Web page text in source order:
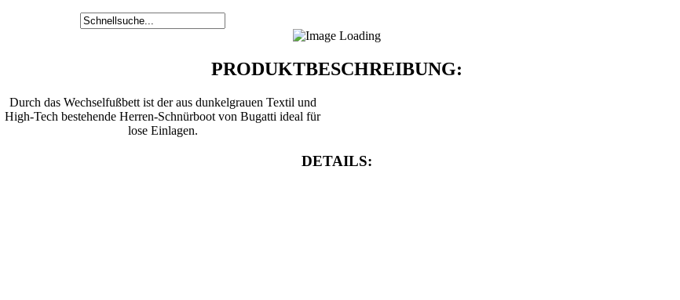
PRODUKTBESCHREIBUNG:
Durch das Wechselfußbett ist der aus dunkelgrauen Textil und
High-Tech bestehende Herren-Schnürboot von Bugatti ideal für
lose Einlagen.
DETAILS: